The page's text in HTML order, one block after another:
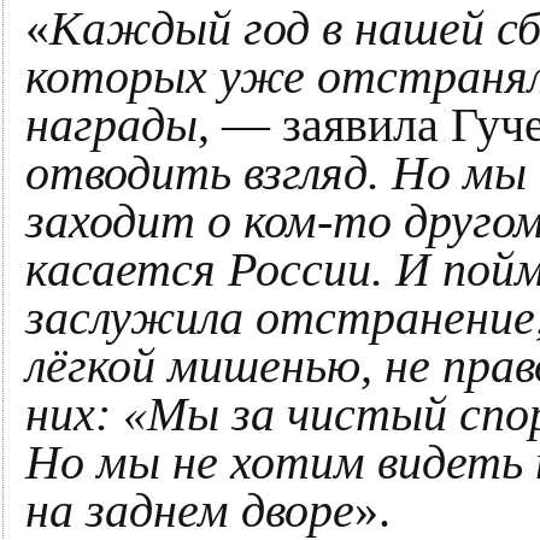
«Каждый год в нашей
которых уже
награды, — заявила
отводить взгляд. Но мы
заходит о ком-то
касается России. И
заслужила
лёгкой мишенью, не
них: «Мы за чистый
Но мы не хотим видеть
на заднем дворе».